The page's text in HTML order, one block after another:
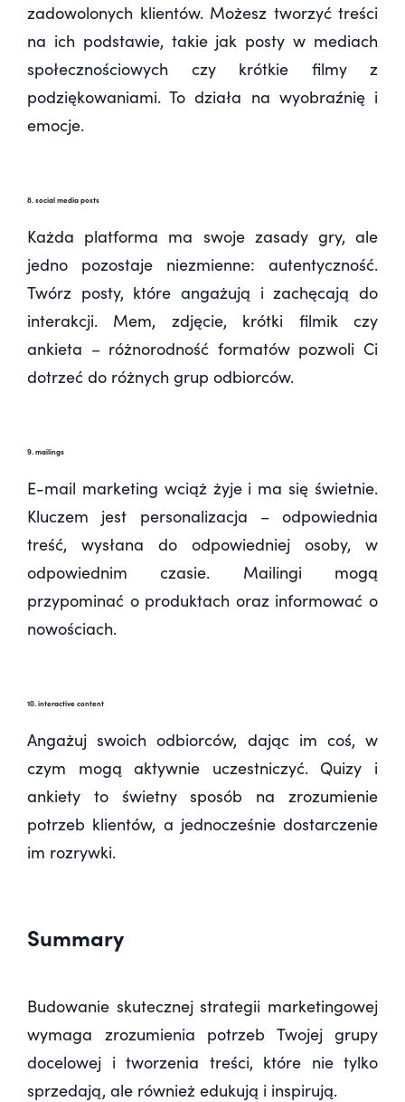
zadowolonych klientów. Możesz tworzyć treści
na ich podstawie, takie jak posty w mediach
społecznościowych czy krótkie filmy z
podziękowaniami. To działa na wyobraźnię i
emocje.
8. social media posts
Każda platforma ma swoje zasady gry, ale
jedno pozostaje niezmienne: autentyczność.
Twórz posty, które angażują i zachęcają do
interakcji. Mem, zdjęcie, krótki filmik czy
ankieta – różnorodność formatów pozwoli Ci
dotrzeć do różnych grup odbiorców.
9. mailings
E-mail marketing wciąż żyje i ma się świetnie.
Kluczem jest personalizacja – odpowiednia
treść, wysłana do odpowiedniej osoby, w
odpowiednim czasie. Mailingi mogą
przypominać o produktach oraz informować o
nowościach.
10. interactive content
Angażuj swoich odbiorców, dając im coś, w
czym mogą aktywnie uczestniczyć. Quizy i
ankiety to świetny sposób na zrozumienie
potrzeb klientów, a jednocześnie dostarczenie
im rozrywki.
Summary
Budowanie skutecznej strategii marketingowej
wymaga zrozumienia potrzeb Twojej grupy
docelowej i tworzenia treści, które nie tylko
sprzedają, ale również edukują i inspirują.